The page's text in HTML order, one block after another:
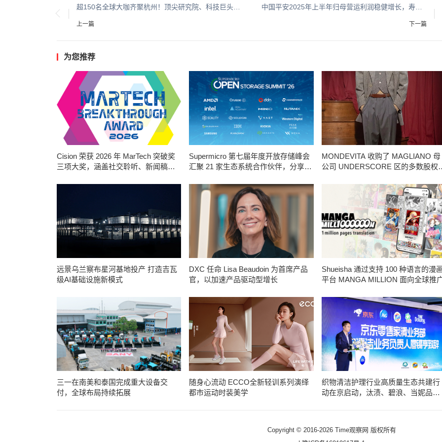
超150名全球大咖齐聚杭州！顶尖研究院、科技巨头、高校精英引爆开源AI热潮，GOSIM HANGZHOU 2025即将揭幕
上一篇
中国平安2025年上半年归母营运利润稳健增长，寿险及健康险新业务价值强劲增长39.8%
下一篇
为您推荐
Cision 荣获 2026 年 MarTech 突破奖
三项大奖，涵盖社交聆听、新闻稿发
Supermicro 第七届年度开放存储峰会
汇聚 21 家生态系统合作伙伴，分享规
MONDEVITA 收购了 MAGLIANO 母
公司 UNDERSCORE 区的多数股权
远景乌兰察布星河基地投产 打造吉瓦
级AI基础设施新模式
DXC 任命 Lisa Beaudoin 为首席产品
官，以加速产品驱动型增长
Shueisha 通过支持 100 种语言的漫
平台 MANGA MILLION 面向全球推
三一在南美和泰国完成重大设备交
付，全球布局持续拓展
随身心流动 ECCO全新轻训系列演绎
都市运动时装美学
织物清洁护理行业高质量生态共建行
动在京启动，汰渍、碧浪、当妮品牌
Copyright © 2016-2026 Time观察网 版权所有